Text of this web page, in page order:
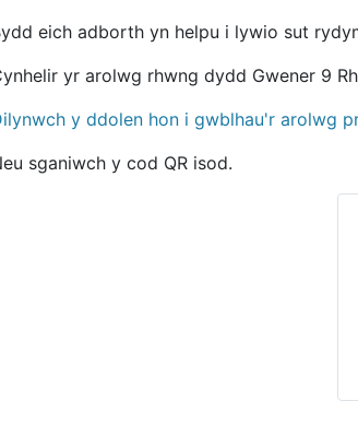
eich adborth yn helpu i lywio sut
yr arolwg rhwng dydd Gwener 9
y ddolen hon i gwblhau'r arolwg
sganiwch y cod QR isod.